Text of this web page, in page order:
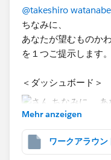
Tableau Mobile
@takeshiro watanabe
ちなみに、
あなたが望むものか
を１つご提示します。
＜ダッシュボード＞
Mehr anzeigen
ワークアラウ